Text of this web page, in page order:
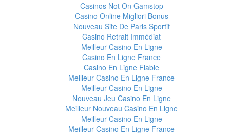
Casinos Not On Gamstop
Casino Online Migliori Bonus
Nouveau Site De Paris Sportif
Casino Retrait Immédiat
Meilleur Casino En Ligne
Casino En Ligne France
Casino En Ligne Fiable
Meilleur Casino En Ligne France
Meilleur Casino En Ligne
Nouveau Jeu Casino En Ligne
Meilleur Nouveau Casino En Ligne
Meilleur Casino En Ligne
Meilleur Casino En Ligne France